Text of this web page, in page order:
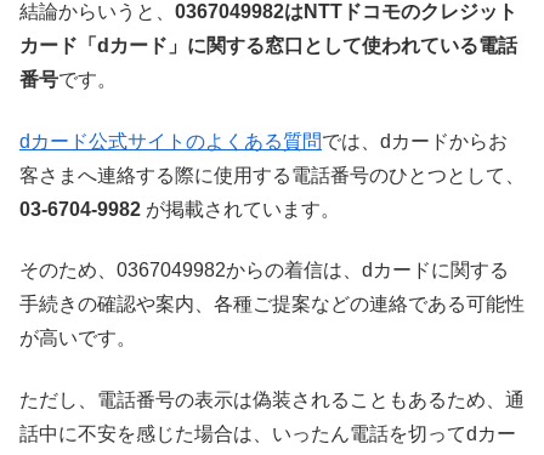
結論からいうと、 0367049982はNTTドコモのクレジット
カード「dカード」に関する窓口として使われている電話
番号です。
dカード公式サイトのよくある質問では、dカードからお
客さまへ連絡する際に使用する電話番号のひとつとして、
03-6704-9982 が掲載されています。
そのため、0367049982からの着信は、dカードに関する
手続きの確認や案内、各種ご提案などの連絡である可能性
が高いです。
ただし、電話番号の表示は偽装されることもあるため、通
話中に不安を感じた場合は、いったん電話を切ってdカー